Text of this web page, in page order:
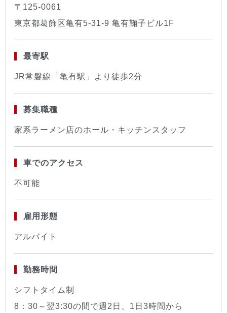
〒125-0061
東京都葛飾区亀有5-31-9 亀有鞠子ビル1F
最寄駅
JR常磐線「亀有駅」より徒歩2分
募集職種
家系ラーメン店のホール・キッチンスタッフ
車でのアクセス
不可能
雇用形態
アルバイト
勤務時間
シフトタイム制
8：30～翌3:30の間で週2日、1日3時間から